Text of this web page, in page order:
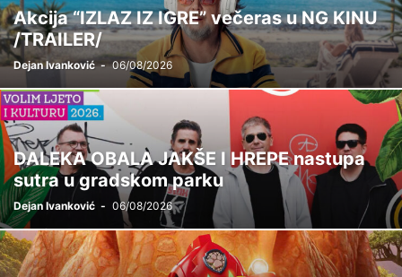
Akcija “IZLAZ IZ IGRE” večeras u NG KINU
/TRAILER/
Dejan Ivanković - 06/08/2026
DALEKA OBALA JAKŠE I HREPE nastupa
sutra u gradskom parku
Dejan Ivanković - 06/08/2026